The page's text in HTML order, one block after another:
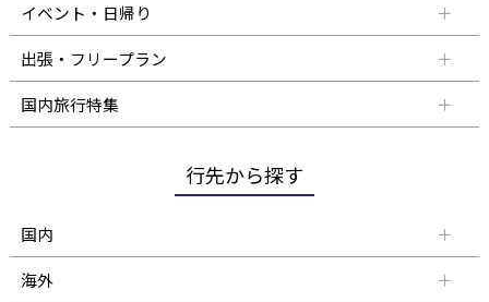
イベント・日帰り
出張・フリープラン
国内旅行特集
行先から探す
国内
海外